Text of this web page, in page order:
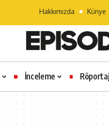
Hakkımızda Künye
İnceleme